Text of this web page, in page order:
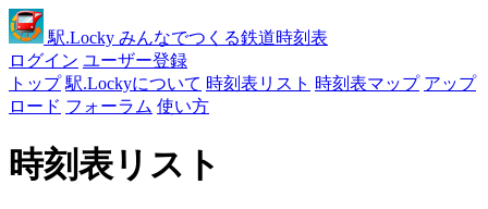
駅.Locky みんなでつくる鉄道時刻表
ログイン ユーザー登録
トップ 駅.Lockyについて 時刻表リスト 時刻表マップ アップ
ロード フォーラム 使い方
時刻表リスト